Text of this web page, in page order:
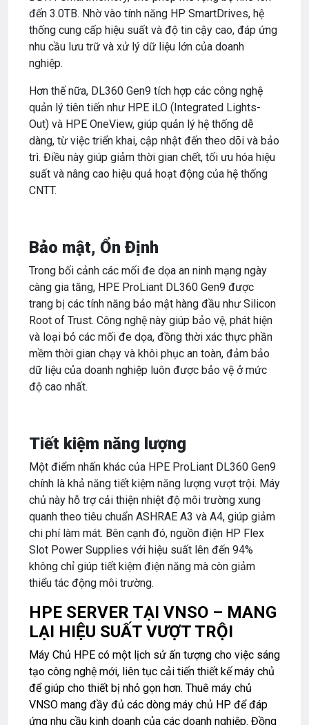
đến 3.0TB. Nhờ vào tính năng HP SmartDrives, hệ
thống cung cấp hiệu suất và độ tin cậy cao, đáp ứng
nhu cầu lưu trữ và xử lý dữ liệu lớn của doanh
nghiệp.
Hơn thế nữa, DL360 Gen9 tích hợp các công nghệ
quản lý tiên tiến như HPE iLO (Integrated Lights-
Out) và HPE OneView, giúp quản lý hệ thống dễ
dàng, từ việc triển khai, cập nhật đến theo dõi và bảo
trì. Điều này giúp giảm thời gian chết, tối ưu hóa hiệu
suất và nâng cao hiệu quả hoạt động của hệ thống
CNTT.
Bảo mật, Ổn Định
Trong bối cảnh các mối đe dọa an ninh mạng ngày
càng gia tăng, HPE ProLiant DL360 Gen9 được
trang bị các tính năng bảo mật hàng đầu như Silicon
Root of Trust. Công nghệ này giúp bảo vệ, phát hiện
và loại bỏ các mối đe dọa, đồng thời xác thực phần
mềm thời gian chạy và khôi phục an toàn, đảm bảo
dữ liệu của doanh nghiệp luôn được bảo vệ ở mức
độ cao nhất.
Tiết kiệm năng lượng
Một điểm nhấn khác của HPE ProLiant DL360 Gen9
chính là khả năng tiết kiệm năng lượng vượt trội. Máy
chủ này hỗ trợ cải thiện nhiệt độ môi trường xung
quanh theo tiêu chuẩn ASHRAE A3 và A4, giúp giảm
chi phí làm mát. Bên cạnh đó, nguồn điện HP Flex
Slot Power Supplies với hiệu suất lên đến 94%
không chỉ giúp tiết kiệm điện năng mà còn giảm
thiểu tác động môi trường.
HPE SERVER TẠI VNSO – MANG
LẠI HIỆU SUẤT VƯỢT TRỘI
Máy Chủ HPE có một lịch sử ấn tượng cho việc sáng
tạo công nghệ mới, liên tục cải tiến thiết kế máy chủ
để giúp cho thiết bị nhỏ gọn hơn. Thuê máy chủ
VNSO mang đầy đủ các dòng máy chủ HP để đáp
ứng nhu cầu kinh doanh của các doanh nghiệp. Đồng